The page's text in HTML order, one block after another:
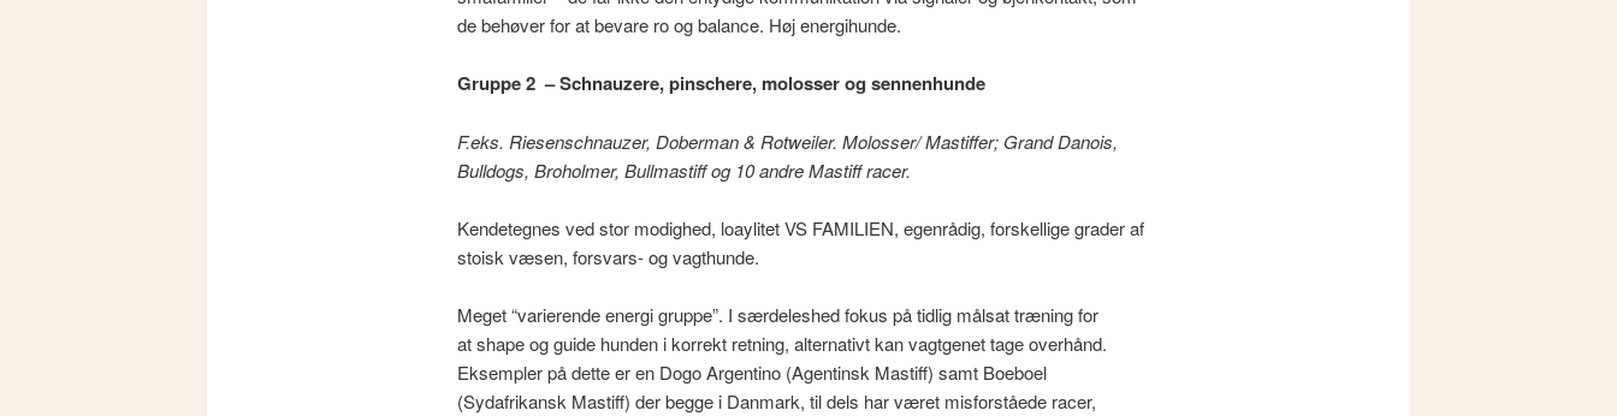
de behøver for at bevare ro og balance. Høj energihunde.
Gruppe 2 – Schnauzere, pinschere, molosser og sennenhunde
F.eks. Riesenschnauzer, Doberman & Rotweiler. Molosser/ Mastiffer; Grand Danois,
Bulldogs, Broholmer, Bullmastiff og 10 andre Mastiff racer.
Kendetegnes ved stor modighed, loaylitet VS FAMILIEN, egenrådig, forskellige grader af
stoisk væsen, forsvars- og vagthunde.
Meget “varierende energi gruppe”. I særdeleshed fokus på tidlig målsat træning for
at shape og guide hunden i korrekt retning, alternativt kan vagtgenet tage overhånd.
Eksempler på dette er en Dogo Argentino (Agentinsk Mastiff) samt Boeboel
(Sydafrikansk Mastiff) der begge i Danmark, til dels har været misforståede racer,